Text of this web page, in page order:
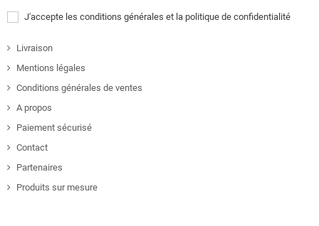
J'accepte les conditions générales et la politique de confidentialité
Livraison
Mentions légales
Conditions générales de ventes
A propos
Paiement sécurisé
Contact
Partenaires
Produits sur mesure